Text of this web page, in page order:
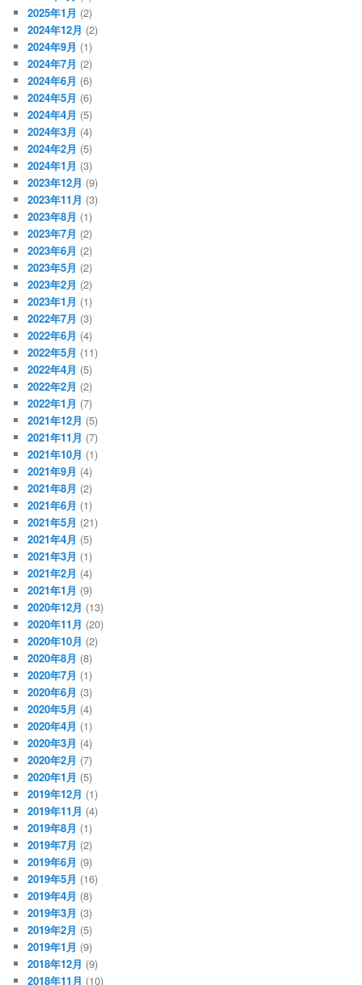
2025年1月 (2)
2024年12月 (2)
2024年9月 (1)
2024年7月 (2)
2024年6月 (6)
2024年5月 (6)
2024年4月 (5)
2024年3月 (4)
2024年2月 (5)
2024年1月 (3)
2023年12月 (9)
2023年11月 (3)
2023年8月 (1)
2023年7月 (2)
2023年6月 (2)
2023年5月 (2)
2023年2月 (2)
2023年1月 (1)
2022年7月 (3)
2022年6月 (4)
2022年5月 (11)
2022年4月 (5)
2022年2月 (2)
2022年1月 (7)
2021年12月 (5)
2021年11月 (7)
2021年10月 (1)
2021年9月 (4)
2021年8月 (2)
2021年6月 (1)
2021年5月 (21)
2021年4月 (5)
2021年3月 (1)
2021年2月 (4)
2021年1月 (9)
2020年12月 (13)
2020年11月 (20)
2020年10月 (2)
2020年8月 (8)
2020年7月 (1)
2020年6月 (3)
2020年5月 (4)
2020年4月 (1)
2020年3月 (4)
2020年2月 (7)
2020年1月 (5)
2019年12月 (1)
2019年11月 (4)
2019年8月 (1)
2019年7月 (2)
2019年6月 (9)
2019年5月 (16)
2019年4月 (8)
2019年3月 (3)
2019年2月 (5)
2019年1月 (9)
2018年12月 (9)
2018年11月 (10)